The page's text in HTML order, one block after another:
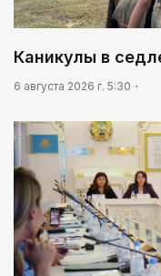
Каникулы в
6 августа 2026 г. 5:30